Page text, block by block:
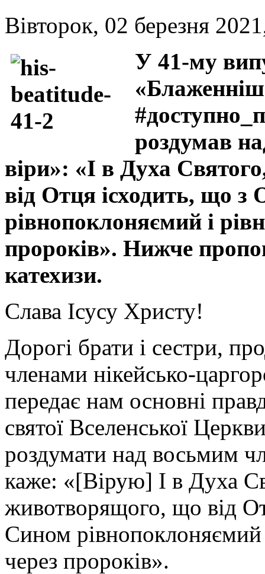
Вівторок, 02 березня
У 41-му
роздумав
віри»: «І в Духа
від Отця ісходить, що з
рівнопоклоняємий і
пророків». Нижче
катехизи.
Слава Ісусу Христу!
Дорогі брати і сестри,
членами нікейсько-
передає нам основні
святої Вселенської
роздумати над восьмим
каже: «[Вірую] І в Духа
животворящого, що від
Сином
через пророків».